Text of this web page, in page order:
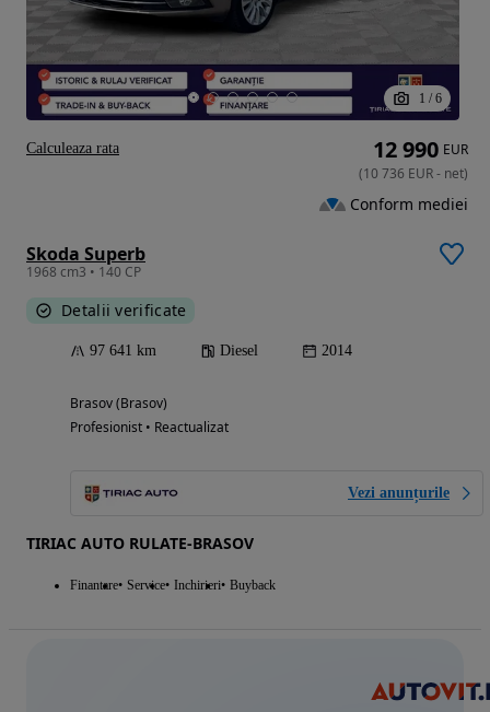
1 / 6
Skoda Superb
1968 cm3 • 140 CP
Detalii verificate
97 641 km Diesel 2014
Brasov (Brasov)
Profesionist • Reactualizat
Vezi anunțurile
TIRIAC AUTO RULATE-BRASOV
Finantare Service Inchirieri Buyback
12 990 EUR
(10 736 EUR- net)
Conform mediei
Calculeaza rata